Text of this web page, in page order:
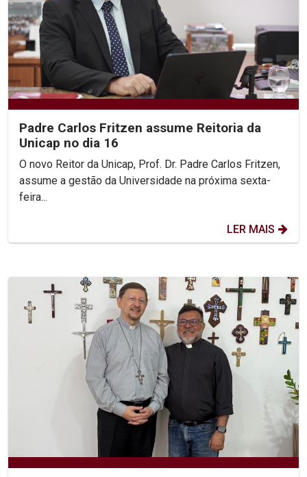
Padre Carlos Fritzen assume Reitoria da
Unicap no dia 16
O novo Reitor da Unicap, Prof. Dr. Padre Carlos Fritzen,
assume a gestão da Universidade na próxima sexta-
feira...
LER MAIS